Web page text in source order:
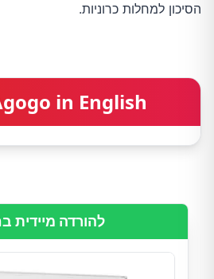
הסיכון למחלות כרוניות.
in English
להורדה מיידית